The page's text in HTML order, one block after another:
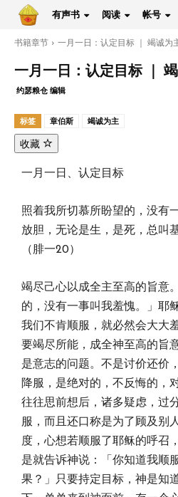
有声书 阅读 帐号
书籍章节 一月一日：认定目标 ｜ 竭诚为
一月一日：认定目标 ｜
约瑟粮仓 编辑
标签 章伯斯 竭诚为主
收藏
一月一日、认定目标
照着我所切慕所盼望的，没有
放胆，无论是生，是死，总叫
（腓一20）
竭尽己心以成全主至高的旨意
的，没有一事叫我羞愧。」耶
我们不肯顺服，就必然会大大
要竭尽所能，成全神至高的旨
是意志的问题。不是讨价还价
降服，是绝对的，不反悔的，
往往思前想后，诸多疑虑，过
服，而且还口称是为了顾及别
度，心想若顺服了耶稣的呼召
是就告诉神说：「你知道我顺
果？」只要持定目标，神是知